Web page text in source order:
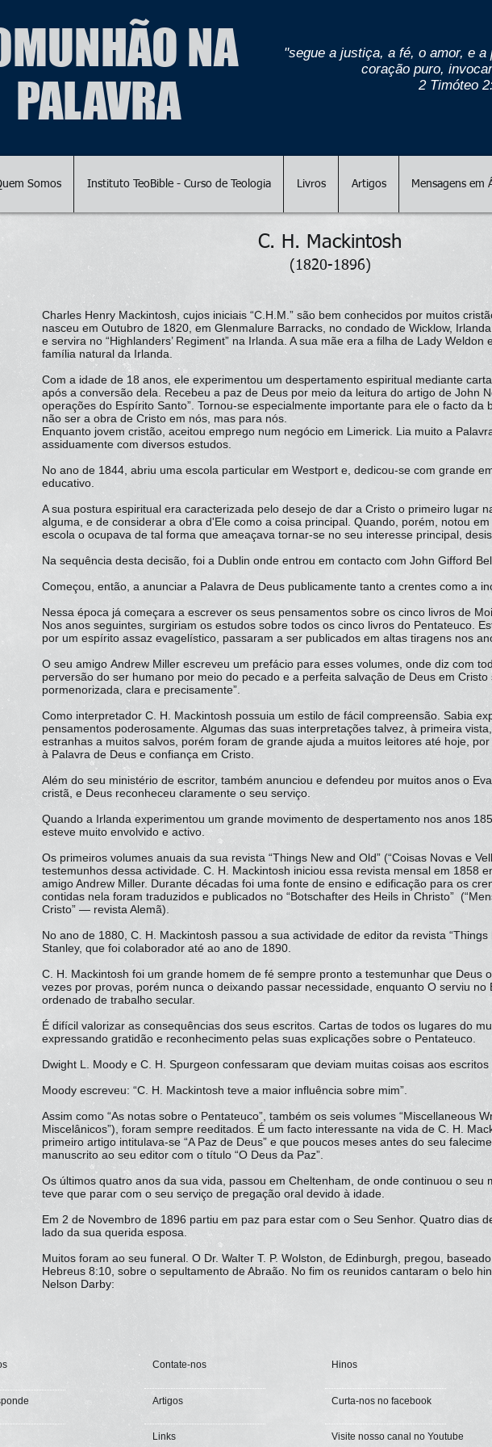
NA
PALAVRA
"segue a justiça, a fé, o amor, e
coração puro,
2 Timóteo
Somos Instituto TeoBible - Curso de Teologia Livros Artigos Mensagens em
C. H. Mackintosh
(1820-1896)
Charles Henry Mackintosh, cujos iniciais “C.H.M.” são bem conhecidos por muitos
nasceu em Outubro de 1820, em Glenmalure Barracks, no condado de Wicklow,
e servira no “Highlanders’ Regiment” na Irlanda. A sua mãe era a filha de Lady Weldon
família natural da Irlanda.
Com a idade de 18 anos, ele experimentou um despertamento espiritual mediante
após a conversão dela. Recebeu a paz de Deus por meio da leitura do artigo de John
operações do Espírito Santo”. Tornou-se especialmente importante para ele o facto da
não ser a obra de Cristo em nós, mas para nós.
Enquanto jovem cristão, aceitou emprego num negócio em Limerick. Lia muito a
assiduamente com diversos estudos.
No ano de 1844, abriu uma escola particular em Westport e, dedicou-se com grande
educativo.
A sua postura espiritual era caracterizada pelo desejo de dar a Cristo o primeiro lugar
alguma, e de considerar a obra d'Ele como a coisa principal. Quando, porém, notou
escola o ocupava de tal forma que ameaçava tornar-se no seu interesse principal,
Na sequência desta decisão, foi a Dublin onde entrou em contacto com John Gifford
Começou, então, a anunciar a Palavra de Deus publicamente tanto a crentes como a
Nessa época já começara a escrever os seus pensamentos sobre os cinco livros de
Nos anos seguintes, surgiriam os estudos sobre todos os cinco livros do Pentateuco.
por um espírito assaz evagelístico, passaram a ser publicados em altas tiragens nos
O seu amigo Andrew Miller escreveu um prefácio para esses volumes, onde diz com
perversão do ser humano por meio do pecado e a perfeita salvação de Deus em
pormenorizada, clara e precisamente”.
Como interpretador C. H. Mackintosh possuia um estilo de fácil compreensão. Sabia
pensamentos poderosamente. Algumas das suas interpretações talvez, à primeira
estranhas a muitos salvos, porém foram de grande ajuda a muitos leitores até hoje,
à Palavra de Deus e confiança em Cristo.
Além do seu ministério de escritor, também anunciou e defendeu por muitos anos o
cristã, e Deus reconheceu claramente o seu serviço.
Quando a Irlanda experimentou um grande movimento de despertamento nos anos
esteve muito envolvido e activo.
Os primeiros volumes anuais da sua revista “Things New and Old” (“Coisas Novas e
testemunhos dessa actividade. C. H. Mackintosh iniciou essa revista mensal em 1858
amigo Andrew Miller. Durante décadas foi uma fonte de ensino e edificação para os
contidas nela foram traduzidos e publicados no “Botschafter des Heils in Christo”
Cristo” — revista Alemã).
No ano de 1880, C. H. Mackintosh passou a sua actividade de editor da revista “Things
Stanley, que foi colaborador até ao ano de 1890.
C. H. Mackintosh foi um grande homem de fé sempre pronto a testemunhar que Deus
vezes por provas, porém nunca o deixando passar necessidade, enquanto O serviu no
ordenado de trabalho secular.
É difícil valorizar as consequências dos seus escritos. Cartas de todos os lugares do
expressando gratidão e reconhecimento pelas suas explicações sobre o Pentateuco.
Dwight L. Moody e C. H. Spurgeon confessaram que deviam muitas coisas aos escritos
Moody escreveu: “C. H. Mackintosh teve a maior influência sobre mim”.
Assim como “As notas sobre o Pentateuco”, também os seis volumes “Miscellaneous
Miscelânicos”), foram sempre reeditados. É um facto interessante na vida de C. H.
primeiro artigo intitulava-se “A Paz de Deus” e que poucos meses antes do seu
manuscrito ao seu editor com o título “O Deus da Paz”.
Os últimos quatro anos da sua vida, passou em Cheltenham, de onde continuou o seu
teve que parar com o seu serviço de pregação oral devido à idade.
Em 2 de Novembro de 1896 partiu em paz para estar com o Seu Senhor. Quatro dias
lado da sua querida esposa.
Muitos foram ao seu funeral. O Dr. Walter T. P. Wolston, de Edinburgh, pregou,
Hebreus 8:10, sobre o sepultamento de Abraão. No fim os reunidos cantaram o belo
Nelson Darby:
Contate-nos
Artigos
Links
Hinos
Curta-nos no facebook
Visite nosso canal no Youtube